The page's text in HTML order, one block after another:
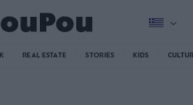
REAL ESTATE STORIES KIDS